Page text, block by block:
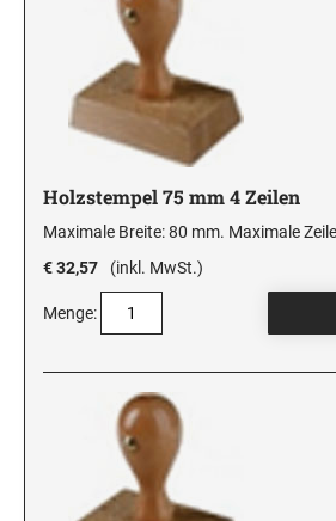
Holzstempel 75 mm 4 Zeilen
Maximale Breite: 80 mm. Maximale
€ 32,57
(inkl. MwSt.)
Menge: